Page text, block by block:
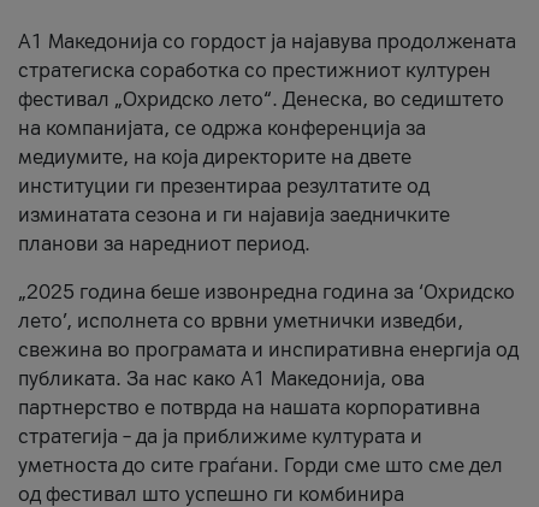
A1 Македонија со гордост ја најавува продолжената
стратегиска соработка со престижниот културен
фестивал „Охридско лето“. Денеска, во седиштето
на компанијата, се одржа конференција за
медиумите, на која директорите на двете
институции ги презентираа резултатите од
изминатата сезона и ги најавија заедничките
планови за наредниот период.
„2025 година беше извонредна година за ‘Охридско
лето’, исполнета со врвни уметнички изведби,
свежина во програмата и инспиративна енергија од
публиката. За нас како A1 Македонија, ова
партнерство е потврда на нашата корпоративна
стратегија – да ја приближиме културата и
уметноста до сите граѓани. Горди сме што сме дел
од фестивал што успешно ги комбинира